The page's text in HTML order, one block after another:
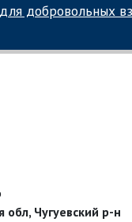
для добровольных
обл, Чугуевский р-н